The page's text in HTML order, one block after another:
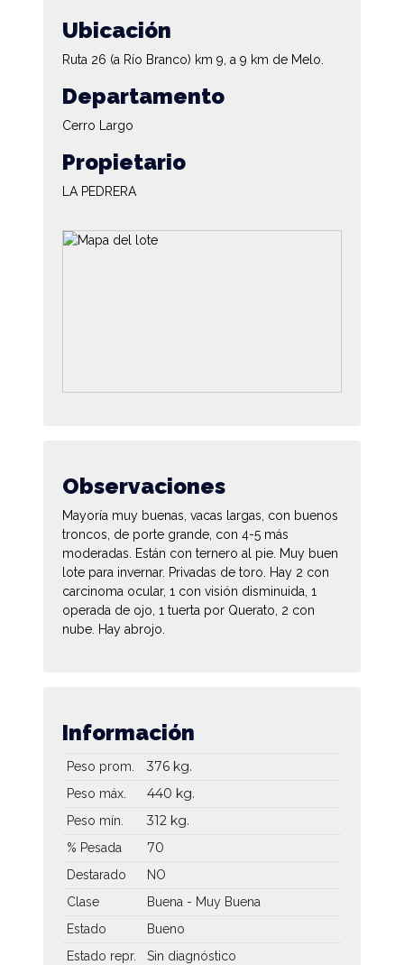
Ubicación
Ruta 26 (a Río Branco) km 9, a 9 km de Melo.
Departamento
Cerro Largo
Propietario
LA PEDRERA
Observaciones
Mayoría muy buenas, vacas largas, con buenos
troncos, de porte grande, con 4-5 más
moderadas. Están con ternero al pie. Muy buen
lote para invernar. Privadas de toro. Hay 2 con
carcinoma ocular, 1 con visión disminuida, 1
operada de ojo, 1 tuerta por Querato, 2 con
nube. Hay abrojo.
Información
Peso prom. 376 kg.
Peso máx. 440 kg.
Peso mín. 312 kg.
% Pesada 70
Destarado
NO
Clase
Buena - Muy Buena
Estado
Bueno
Estado repr.
Sin diagnóstico